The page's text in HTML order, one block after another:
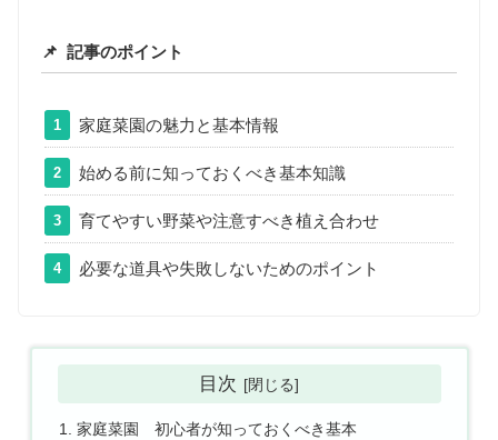
📌 記事のポイント
1 家庭菜園の魅力と基本情報
2 始める前に知っておくべき基本知識
3 育てやすい野菜や注意すべき植え合わせ
4 必要な道具や失敗しないためのポイント
目次
家庭菜園 初心者が知っておくべき基本